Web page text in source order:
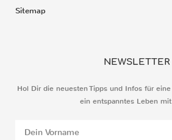
Sitemap
NEWSLETTER
Hol Dir die neuesten Tipps und Infos für
ein entspanntes Leben